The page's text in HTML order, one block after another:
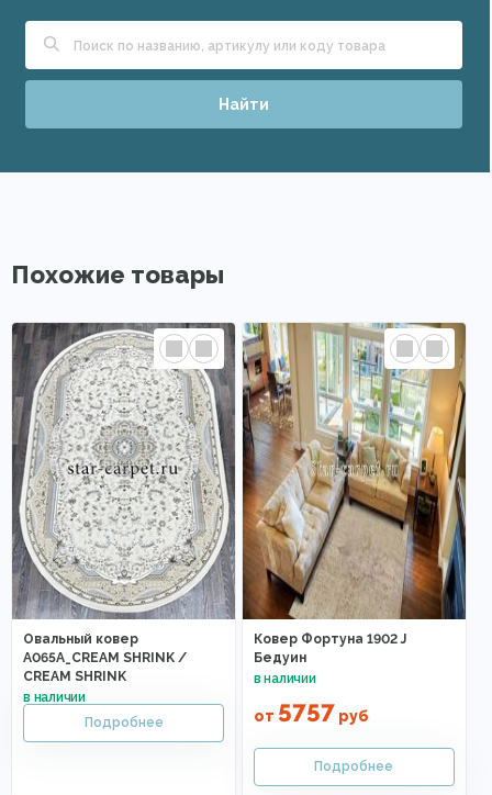
Найти
Похожие товары
Овальный ковер
A065A_CREAM SHRINK /
CREAM SHRINK
Ковер Фортуна 1902 J
Бедуин
от 5757 руб